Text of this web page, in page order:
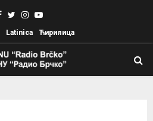
Facebook
TwitterInstagram
Youtube
Latinica Ћирилица